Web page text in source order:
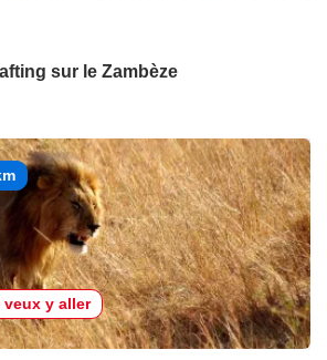
sur le Zambèze
veux y aller